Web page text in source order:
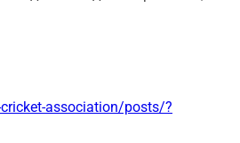
association/posts/?